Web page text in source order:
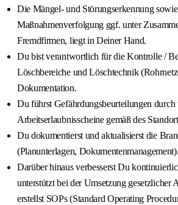
Die Mängel- und Störungserkennung
Maßnahmenverfolgung ggf. unter
Fremdfirmen, liegt in Deiner Hand.
Du bist verantwortlich für die Kontrolle /
Löschbereiche und Löschtechnik
Dokumentation.
Du führst Gefährdungsbeurteilungen durch
Arbeitserlaubnisscheine gemäß des
Du dokumentierst und aktualisierst die
(Planunterlagen, Dokumentenmanagement).
Darüber hinaus verbesserst Du
unterstützt bei der Umsetzung gesetzlicher
erstellst SOPs (Standard Operating